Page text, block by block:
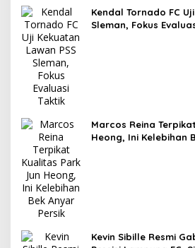
Kendal Tornado FC
Sleman, Fokus
Marcos Reina
Heong, Ini Kelebihan
Kevin Sibille Resmi